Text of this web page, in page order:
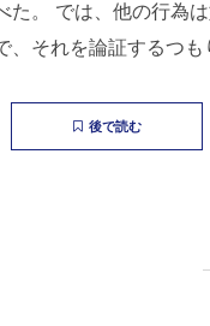
た。 では、他の行為
、それを論証するつも
後で読む